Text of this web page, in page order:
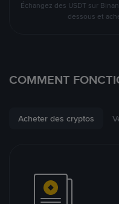
Échangez des USDT sur
dessous et
COMMENT
Acheter des cryptos